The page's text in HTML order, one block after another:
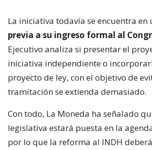
La iniciativa todavía se encuentra en
previa a su ingreso formal al
Ejecutivo analiza si presentar el
iniciativa independiente o
proyecto de ley, con el objetivo de
tramitación se extienda demasiado.
Con todo, La Moneda ha señalado
legislativa estará puesta en la
por lo que la reforma al INDH